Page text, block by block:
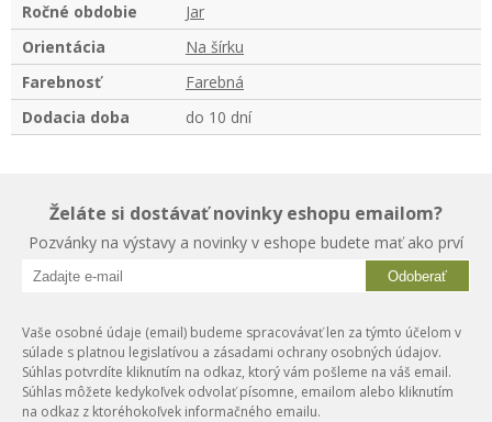
Ročné obdobie
Jar
Orientácia
Na šírku
Farebnosť
Farebná
Dodacia doba
do 10 dní
Želáte si dostávať novinky eshopu emailom?
Pozvánky na výstavy a novinky v eshope budete mať ako prví
Odoberať
Vaše osobné údaje (email) budeme spracovávať len za týmto účelom v
súlade s platnou legislatívou a zásadami ochrany osobných údajov.
Súhlas potvrdíte kliknutím na odkaz, ktorý vám pošleme na váš email.
Súhlas môžete kedykoľvek odvolať písomne, emailom alebo kliknutím
na odkaz z ktoréhokoľvek informačného emailu.